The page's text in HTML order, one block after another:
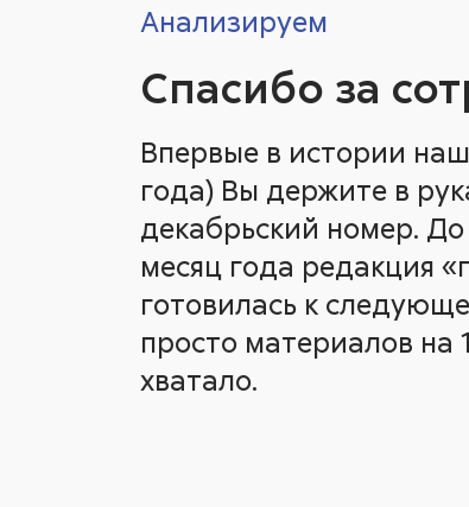
Анализируем
Спасибо за
Впервые в истории
года) Вы держите в
декабрьский номер.
месяц года редакция
готовилась к
просто материалов на
хватало.